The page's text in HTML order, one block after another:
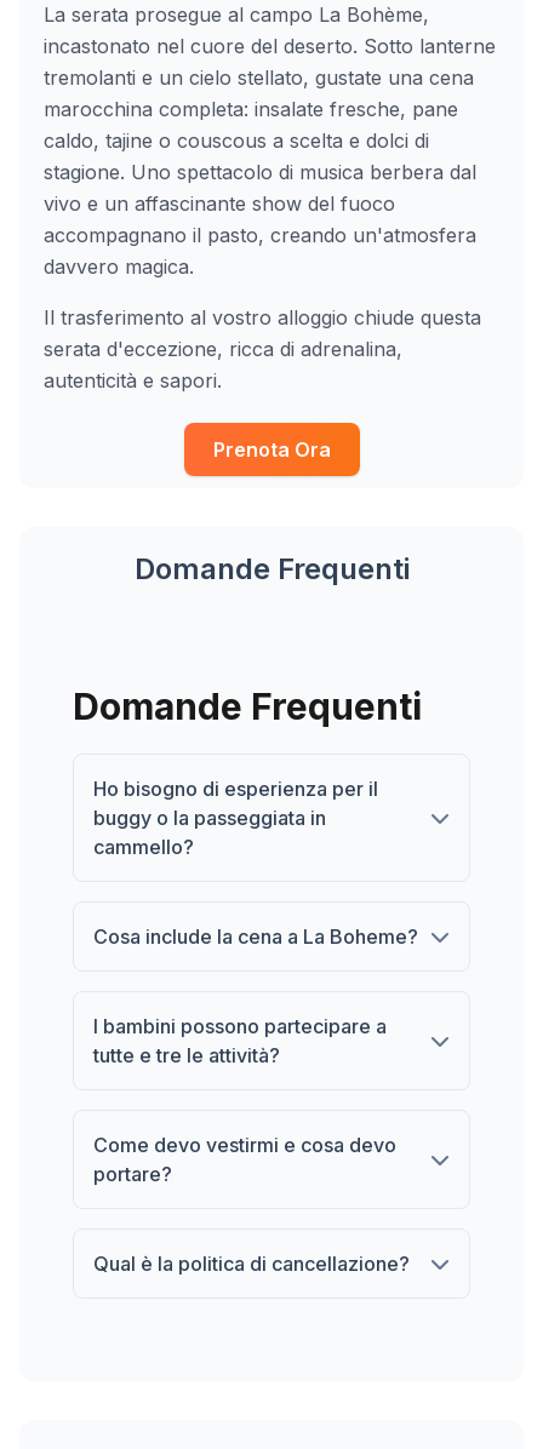
La serata prosegue al campo La Bohème,
incastonato nel cuore del deserto. Sotto lanterne
tremolanti e un cielo stellato, gustate una cena
marocchina completa: insalate fresche, pane
caldo, tajine o couscous a scelta e dolci di
stagione. Uno spettacolo di musica berbera dal
vivo e un affascinante show del fuoco
accompagnano il pasto, creando un'atmosfera
davvero magica.
Il trasferimento al vostro alloggio chiude questa
serata d'eccezione, ricca di adrenalina,
autenticità e sapori.
Prenota Ora
Domande Frequenti
Domande Frequenti
Ho bisogno di esperienza per il
buggy o la passeggiata in
cammello?
Cosa include la cena a La Boheme?
I bambini possono partecipare a
tutte e tre le attività?
Come devo vestirmi e cosa devo
portare?
Qual è la politica di cancellazione?